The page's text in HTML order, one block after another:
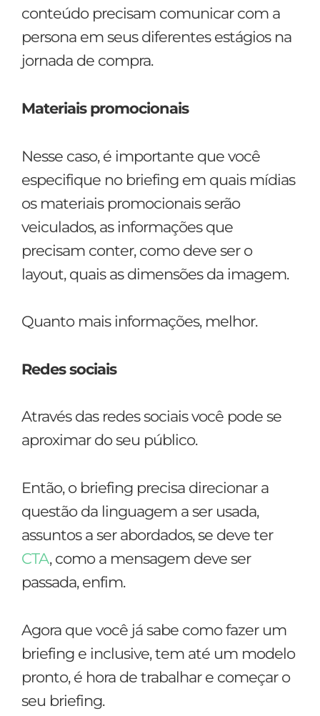
conteúdo precisam comunicar com a
persona em seus diferentes estágios na
jornada de compra.
Materiais promocionais
Nesse caso, é importante que você
especifique no briefing em quais mídias
os materiais promocionais serão
veiculados, as informações que
precisam conter, como deve ser o
layout, quais as dimensões da imagem.
Quanto mais informações, melhor.
Redes sociais
Através das redes sociais você pode se
aproximar do seu público.
Então, o briefing precisa direcionar a
questão da linguagem a ser usada,
assuntos a ser abordados, se deve ter
CTA, como a mensagem deve ser
passada, enfim.
Agora que você já sabe como fazer um
briefing e inclusive, tem até um modelo
pronto, é hora de trabalhar e começar o
seu briefing.